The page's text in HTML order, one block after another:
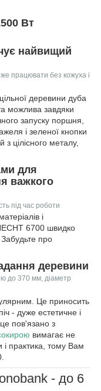
Вт
найвищий
працювати без кожуха і
деревини дуба
можлива завдяки
запуску поршня,
і зеленої кнопки
з цілісного металу,
для
важкого
під час роботи
і
6700 швидко
про
деревини
до 370 мм, діаметр
Це приносить
- дуже естетичне і
пов'язано з
вимагає не
і практика, тому Вам
- до 6